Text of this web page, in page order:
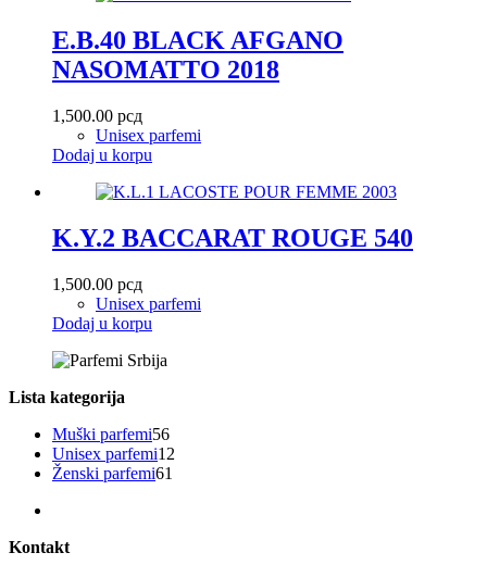
E.B.40 BLACK AFGANO
NASOMATTO 2018
1,500.00 рсд
Unisex parfemi
Dodaj u korpu
K.Y.2 BACCARAT ROUGE 540
1,500.00 рсд
Unisex parfemi
Dodaj u korpu
Lista kategorija
Muški parfemi5656
proizvoda
Unisex parfemi12
Ženski parfemi61
Kontakt